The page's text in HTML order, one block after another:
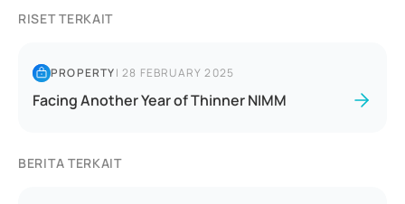
RISET TERKAIT
PROPERTY|28 FEBRUARY 2025
Facing Another Year of Thinner NIMM
BERITA TERKAIT